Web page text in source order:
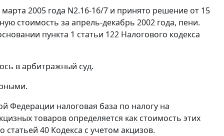
2005 года N2.16-16/7 и принято решение от 15
стоимость за апрель-декабрь 2002 года, пени.
пункта 1 статьи 122 Налогового кодекса
в арбитражный суд.
Федерации налоговая база по налогу на
товаров определяется как стоимость этих
статьей 40 Кодекса с учетом акцизов.